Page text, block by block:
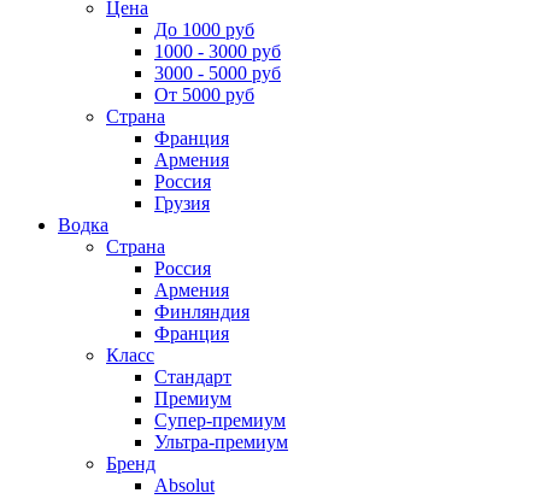
Цена
До 1000 руб
1000 - 3000 руб
3000 - 5000 руб
От 5000 руб
Страна
Франция
Армения
Россия
Грузия
Водка
Страна
Россия
Армения
Финляндия
Франция
Класс
Стандарт
Премиум
Супер-премиум
Ультра-премиум
Бренд
Absolut